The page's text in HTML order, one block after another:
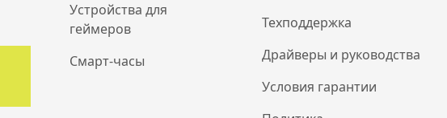
Устройства для
геймеров
Смарт-часы
Техподдержка
Драйверы и руководства
Условия гарантии